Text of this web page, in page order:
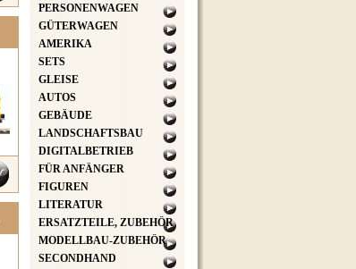
PERSONENWAGEN
GÜTERWAGEN
AMERIKA
SETS
GLEISE
AUTOS
GEBÄUDE
LANDSCHAFTSBAU
DIGITALBETRIEB
FÜR ANFÄNGER
FIGUREN
LITERATUR
ERSATZTEILE, ZUBEHÖR
MODELLBAU-ZUBEHÖR
SECONDHAND